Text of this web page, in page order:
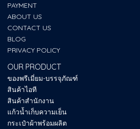
PAYMENT
ABOUT US
CONTACT US
BLOG
PRIVACY POLICY
OUR PRODUCT
ของพรีเมี่ยม-บรรจุภัณฑ์
สินค้าไอที
สินค้าสำนักงาน
แก้วน้ำเก็บความเย็น
กระเป๋าผ้าพร้อมผลิต